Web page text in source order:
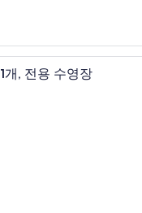
디럭스 빌라
개, 전용 수영장